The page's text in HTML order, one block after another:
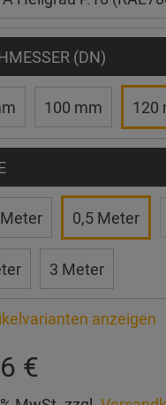
(DN)
100 mm 120
0,5 Meter
3 Meter
anzeigen
€